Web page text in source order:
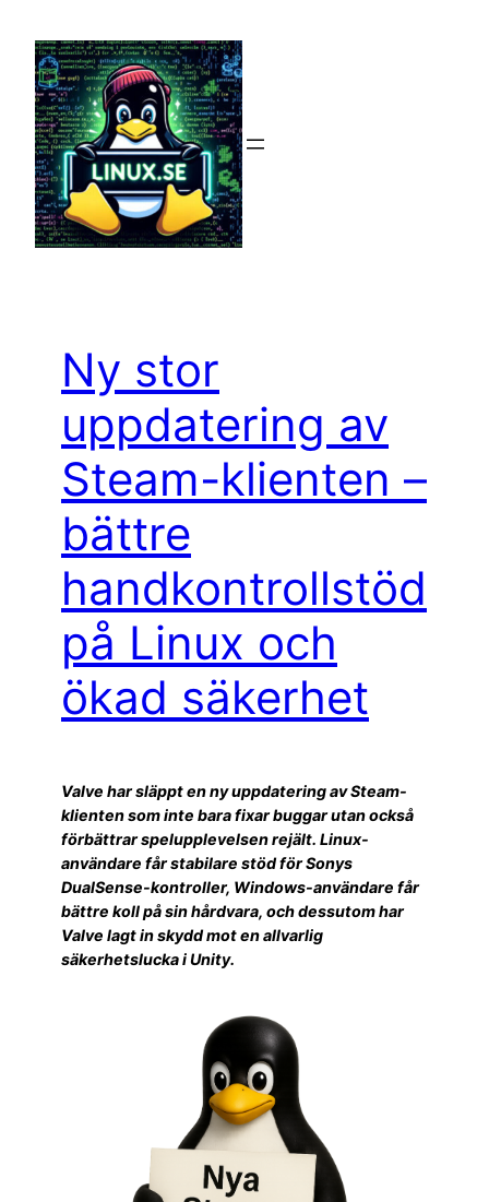
innehåll
Ny stor
uppdatering av
Steam-klienten –
bättre
handkontrollstöd
på Linux och
ökad säkerhet
Valve har släppt en ny uppdatering av Steam-
klienten som inte bara fixar buggar utan också
förbättrar spelupplevelsen rejält. Linux-
användare får stabilare stöd för Sonys
DualSense-kontroller, Windows-användare får
bättre koll på sin hårdvara, och dessutom har
Valve lagt in skydd mot en allvarlig
säkerhetslucka i Unity.